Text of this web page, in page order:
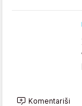
Komentariši